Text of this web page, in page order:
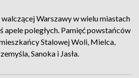
Warszawy w wielu miastach
apele poległych. Pamięć powstańców
Stalowej Woli, Mielca,
Sanoka i Jasła.